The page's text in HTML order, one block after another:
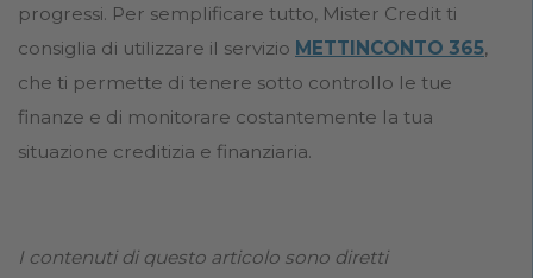
progressi. Per semplificare tutto, Mister Credit ti
consiglia di utilizzare il servizio METTINCONTO 365,
che ti permette di tenere sotto controllo le tue
finanze e di monitorare costantemente la tua
situazione creditizia e finanziaria.
I contenuti di questo articolo sono diretti